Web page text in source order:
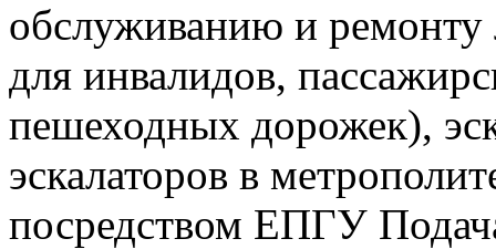
обслуживанию и
для инвалидов,
пешеходных дорожек),
эскалаторов в
посредством ЕПГУ